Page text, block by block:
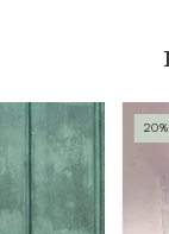
20%